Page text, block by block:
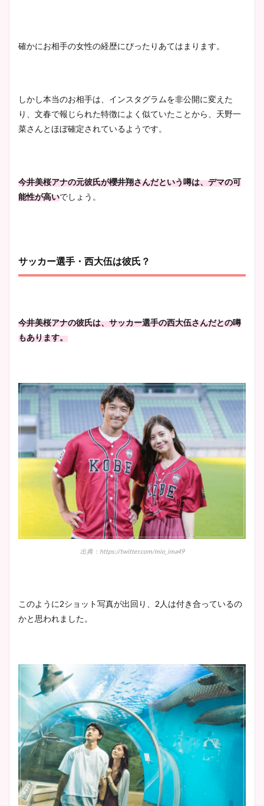
確かにお相手の女性の経歴にぴったりあてはまります。
しかし本当のお相手は、インスタグラムを非公開に変えた
り、文春で報じられた特徴によく似ていたことから、天野一
菜さんとほぼ確定されているようです。
今井美桜アナの元彼氏が櫻井翔さんだという噂は、デマの可
能性が高いでしょう。
サッカー選手・西大伍は彼氏？
今井美桜アナの彼氏は、サッカー選手の西大伍さんだとの噂
もあります。
出典：https://twitter.com/mio_ima49
このように2ショット写真が出回り、2人は付き合っているの
かと思われました。